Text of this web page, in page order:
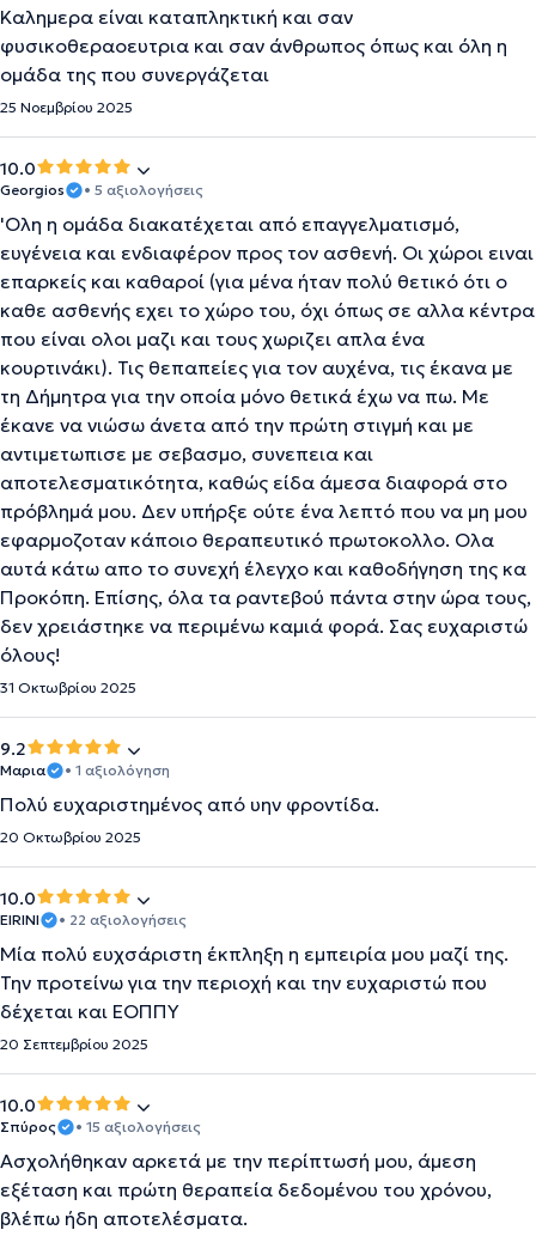
Καλημερα είναι καταπληκτική και σαν
φυσικοθεραοευτρια και σαν άνθρωπος όπως και όλη η
ομάδα της που συνεργάζεται
25 Νοεμβρίου 2025
10.0
Georgios • 5 αξιολογήσεις
'Oλη η ομάδα διακατέχεται από επαγγελματισμό,
ευγένεια και ενδιαφέρον προς τον ασθενή. Οι χώροι ειναι
επαρκείς και καθαροί (για μένα ήταν πολύ θετικό ότι ο
καθε ασθενής εχει το χώρο του, όχι όπως σε αλλα κέντρα
που είναι ολοι μαζι και τους χωριζει απλα ένα
κουρτινάκι). Τις θεπαπείες για τον αυχένα, τις έκανα με
τη Δήμητρα για την οποία μόνο θετικά έχω να πω. Με
έκανε να νιώσω άνετα από την πρώτη στιγμή και με
αντιμετωπισε με σεβασμο, συνεπεια και
αποτελεσματικότητα, καθώς είδα άμεσα διαφορά στο
πρόβλημά μου. Δεν υπήρξε ούτε ένα λεπτό που να μη μου
εφαρμοζοταν κάποιο θεραπευτικό πρωτοκολλο. Ολα
αυτά κάτω απο το συνεχή έλεγχο και καθοδήγηση της κα
Προκόπη. Επίσης, όλα τα ραντεβού πάντα στην ώρα τους,
δεν χρειάστηκε να περιμένω καμιά φορά. Σας ευχαριστώ
όλους!
31 Οκτωβρίου 2025
9.2
Μαρια • 1 αξιολόγηση
Πολύ ευχαριστημένος από υην φροντίδα.
20 Οκτωβρίου 2025
10.0
EIRINI • 22 αξιολογήσεις
Μία πολύ ευχσάριστη έκπληξη η εμπειρία μου μαζί της.
Την προτείνω για την περιοχή και την ευχαριστώ που
δέχεται και ΕΟΠΠΥ
20 Σεπτεμβρίου 2025
10.0
Σπύρος • 15 αξιολογήσεις
Ασχολήθηκαν αρκετά με την περίπτωσή μου, άμεση
εξέταση και πρώτη θεραπεία δεδομένου του χρόνου,
βλέπω ήδη αποτελέσματα.